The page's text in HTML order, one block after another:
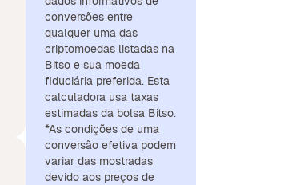
conversões entre
qualquer uma das
criptomoedas listadas na
Bitso e sua moeda
fiduciária preferida. Esta
calculadora usa taxas
estimadas da bolsa Bitso.
*As condições de uma
conversão efetiva podem
variar das mostradas
devido aos preços de